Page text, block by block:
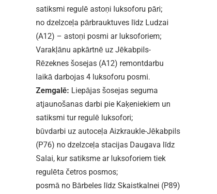
satiksmi regulē astoņi luksoforu pāri;
no dzelzceļa pārbrauktuves līdz Ludzai
(A12) – astoņi posmi ar luksoforiem;
Varakļānu apkārtnē uz Jēkabpils-
Rēzeknes šosejas (A12) remontdarbu
laikā darbojas 4 luksoforu posmi.
Zemgalē: Liepājas šosejas seguma
atjaunošanas darbi pie Kaķeniekiem un
satiksmi tur regulē luksofori;
būvdarbi uz autoceļa Aizkraukle-Jēkabpils
(P76) no dzelzceļa stacijas Daugava līdz
Salai, kur satiksme ar luksoforiem tiek
regulēta četros posmos;
posmā no Bārbeles līdz Skaistkalnei (P89)